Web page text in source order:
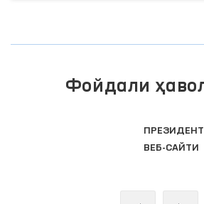
Фойдали
ПРЕЗИДЕНТНИНГ
ВЕБ-САЙТИ